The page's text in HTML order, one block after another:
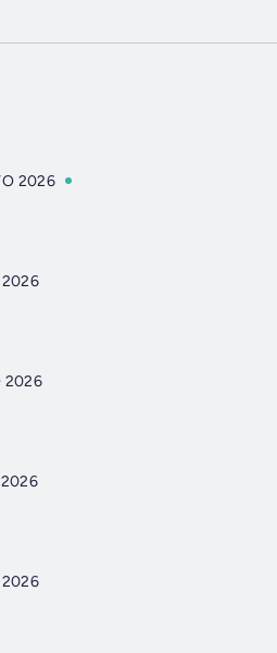
2026
2026
2026
2026
2026